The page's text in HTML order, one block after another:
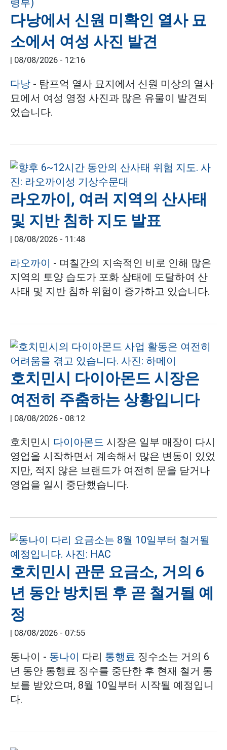
다낭에서 신원 미확인 열사 묘
소에서 여성 사진 발견
08/08/2026 - 12:16
다낭 - 탐프억 열사 묘지에서 신원 미상의 열사
묘에서 여성 영정 사진과 많은 유물이 발견되
었습니다.
라오까이, 여러 지역의 산사태
및 지반 침하 지도 발표
08/08/2026 - 11:48
라오까이 - 며칠간의 지속적인 비로 인해 많은
지역의 토양 습도가 포화 상태에 도달하여 산
사태 및 지반 침하 위험이 증가하고 있습니다.
호치민시 다이아몬드 시장은
여전히 주춤하는 상황입니다
08/08/2026 - 08:12
호치민시 다이아몬드 시장은 일부 매장이 다시
영업을 시작하면서 계속해서 많은 변동이 있었
지만, 적지 않은 브랜드가 여전히 문을 닫거나
영업을 일시 중단했습니다.
호치민시 관문 요금소, 거의 6
년 동안 방치된 후 곧 철거될 예
정
08/08/2026 - 07:55
동나이 - 동나이 다리 통행료 징수소는 거의 6
년 동안 통행료 징수를 중단한 후 현재 철거 통
보를 받았으며, 8월 10일부터 시작될 예정입니
다.